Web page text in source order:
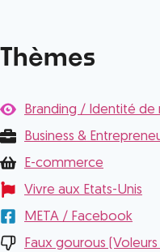
Thèmes
Branding / Identité de
Business &
E-commerce
Vivre aux Etats-Unis
META / Facebook
Faux gourous